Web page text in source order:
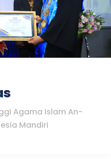
Agama Islam An-
Mandiri